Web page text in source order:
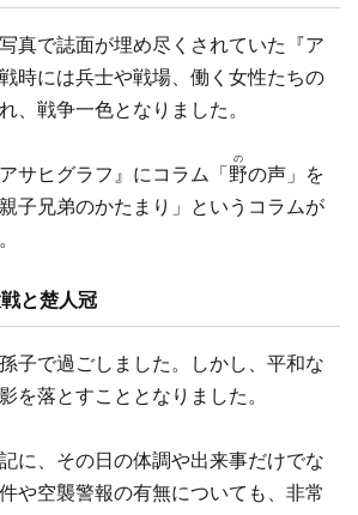
真で誌面が埋め尽くされていた『ア
時には兵士や戦場、働く女性たちの
、戦争一色となりました。
サヒグラフ』にコラム「 野
の
の声」を
子兄弟のかたまり」というコラムが
と楚人冠
子で過ごしました。しかし、平和な
を落とすこととなりました。
に、その日の体調や出来事だけでな
や空襲警報の有無についても、非常